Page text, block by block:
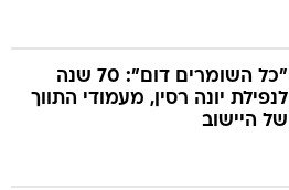
"כל השומרים דום": 70 שנה
לנפילת יונה רסין, מעמודי התווך
של היישוב